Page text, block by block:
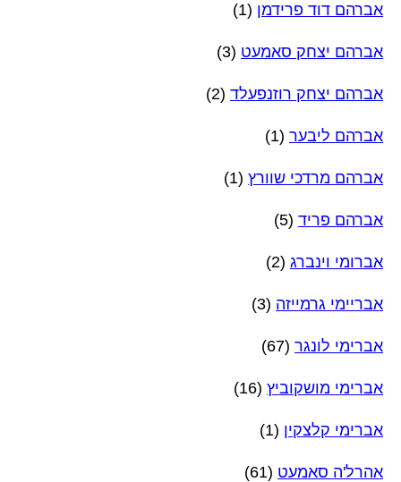
אברהם דוד פרידמן (1)
אברהם יצחק סאמעט (3)
אברהם יצחק רוזנפעלד (2)
אברהם ליבער (1)
אברהם מרדכי שוורץ (1)
אברהם פריד (5)
אברומי וינברג (2)
אבריימי גרמייזה (3)
אברימי לונגר (67)
אברימי מושקוביץ (16)
אברימי קלצקין (1)
אהרל'ה סאמעט (61)